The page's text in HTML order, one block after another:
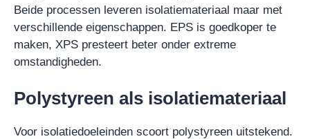
Beide processen leveren isolatiemateriaal maar met
verschillende eigenschappen. EPS is goedkoper te
maken, XPS presteert beter onder extreme
omstandigheden.
Polystyreen als isolatiemateriaal
Voor isolatiedoeleinden scoort polystyreen uitstekend.